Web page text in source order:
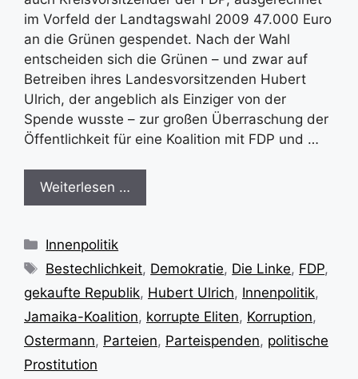
im Vorfeld der Landtagswahl 2009 47.000 Euro
an die Grünen gespendet. Nach der Wahl
entscheiden sich die Grünen – und zwar auf
Betreiben ihres Landesvorsitzenden Hubert
Ulrich, der angeblich als Einziger von der
Spende wusste – zur großen Überraschung der
Öffentlichkeit für eine Koalition mit FDP und …
Weiterlesen …
Kategorien
Innenpolitik
Schlagwörter
Bestechlichkeit, Demokratie, Die Linke, FDP,
gekaufte Republik, Hubert Ulrich, Innenpolitik,
Jamaika-Koalition, korrupte Eliten, Korruption,
Ostermann, Parteien, Parteispenden, politische
Prostitution